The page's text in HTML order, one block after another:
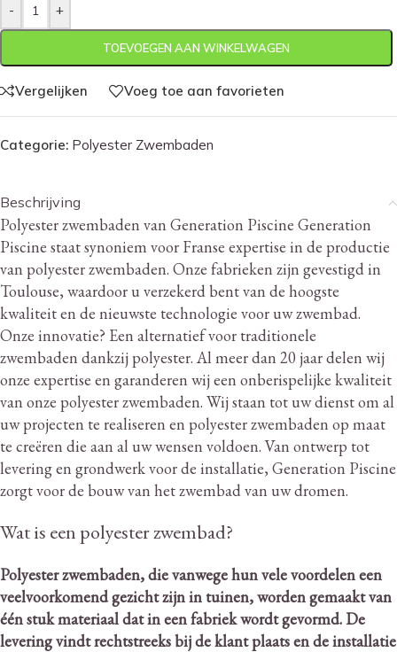
- +
TOEVOEGEN AAN WINKELWAGEN
Vergelijken Voeg toe aan favorieten
Categorie: Polyester Zwembaden
Beschrijving
Polyester zwembaden van Generation Piscine Generation
Piscine staat synoniem voor Franse expertise in de productie
van polyester zwembaden. Onze fabrieken zijn gevestigd in
Toulouse, waardoor u verzekerd bent van de hoogste
kwaliteit en de nieuwste technologie voor uw zwembad.
Onze innovatie? Een alternatief voor traditionele
zwembaden dankzij polyester. Al meer dan 20 jaar delen wij
onze expertise en garanderen wij een onberispelijke kwaliteit
van onze polyester zwembaden. Wij staan ​​tot uw dienst om al
uw projecten te realiseren en polyester zwembaden op maat
te creëren die aan al uw wensen voldoen. Van ontwerp tot
levering en grondwerk voor de installatie, Generation Piscine
zorgt voor de bouw van het zwembad van uw dromen.
Wat is een polyester zwembad?
Polyester zwembaden, die vanwege hun vele voordelen een
veelvoorkomend gezicht zijn in tuinen, worden gemaakt van
één stuk materiaal dat in een fabriek wordt gevormd. De
levering vindt rechtstreeks bij de klant plaats en de installatie